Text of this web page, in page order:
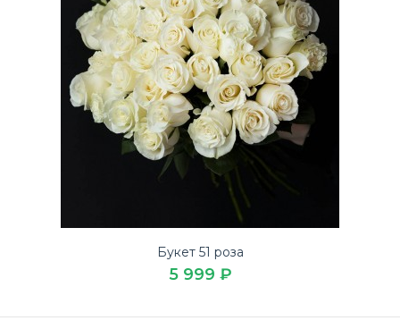
5 999 ₽
Букет 51 роза
5 999 ₽